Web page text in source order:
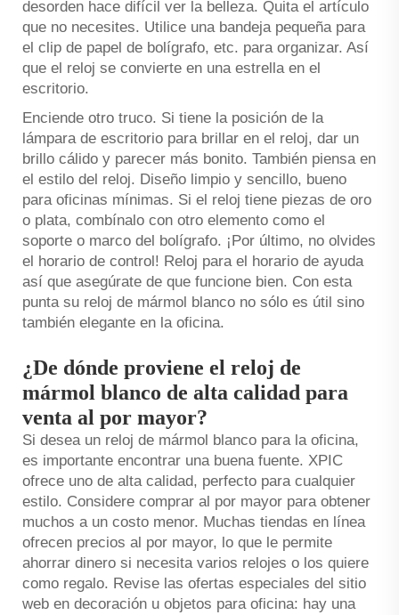
desorden hace difícil ver la belleza. Quita el artículo
que no necesites. Utilice una bandeja pequeña para
el clip de papel de bolígrafo, etc. para organizar. Así
que el reloj se convierte en una estrella en el
escritorio.
Enciende otro truco. Si tiene la posición de la
lámpara de escritorio para brillar en el reloj, dar un
brillo cálido y parecer más bonito. También piensa en
el estilo del reloj. Diseño limpio y sencillo, bueno
para oficinas mínimas. Si el reloj tiene piezas de oro
o plata, combínalo con otro elemento como el
soporte o marco del bolígrafo. ¡Por último, no olvides
el horario de control! Reloj para el horario de ayuda
así que asegúrate de que funcione bien. Con esta
punta su reloj de mármol blanco no sólo es útil sino
también elegante en la oficina.
¿De dónde proviene el reloj de
mármol blanco de alta calidad para
venta al por mayor?
Si desea un reloj de mármol blanco para la oficina,
es importante encontrar una buena fuente. XPIC
ofrece uno de alta calidad, perfecto para cualquier
estilo. Considere comprar al por mayor para obtener
muchos a un costo menor. Muchas tiendas en línea
ofrecen precios al por mayor, lo que le permite
ahorrar dinero si necesita varios relojes o los quiere
como regalo. Revise las ofertas especiales del sitio
web en decoración u objetos para oficina: hay una